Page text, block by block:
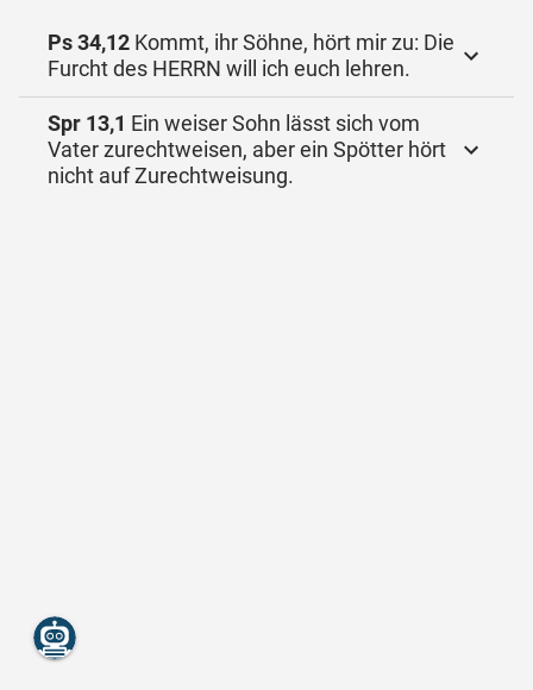
Ps 34,12 Kommt, ihr Söhne, hört mir zu: Die
Furcht des HERRN will ich euch lehren.
Spr 13,1 Ein weiser Sohn lässt sich vom
Vater zurechtweisen, aber ein Spötter hört
nicht auf Zurechtweisung.